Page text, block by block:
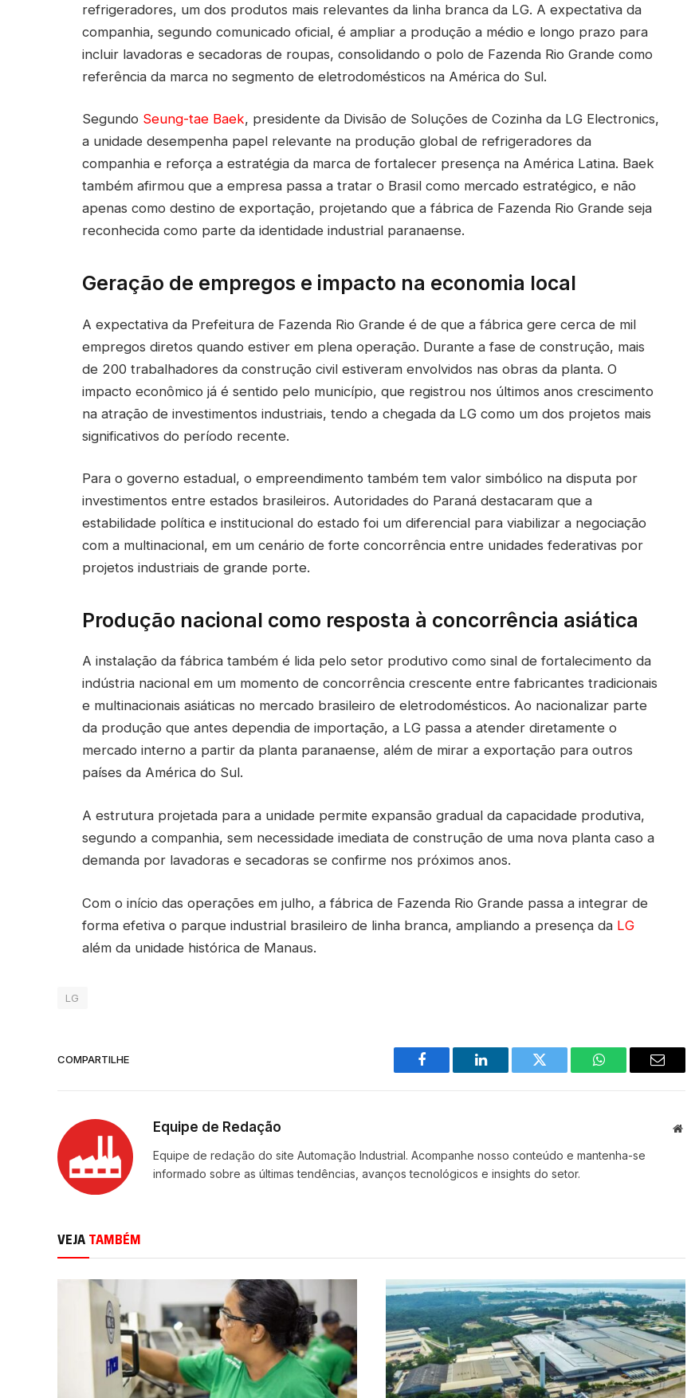
refrigeradores, um dos produtos mais relevantes da linha branca da LG. A expectativa da
companhia, segundo comunicado oficial, é ampliar a produção a médio e longo prazo para
incluir lavadoras e secadoras de roupas, consolidando o polo de Fazenda Rio Grande como
referência da marca no segmento de eletrodomésticos na América do Sul.
Segundo Seung-tae Baek, presidente da Divisão de Soluções de Cozinha da LG Electronics,
a unidade desempenha papel relevante na produção global de refrigeradores da
companhia e reforça a estratégia da marca de fortalecer presença na América Latina. Baek
também afirmou que a empresa passa a tratar o Brasil como mercado estratégico, e não
apenas como destino de exportação, projetando que a fábrica de Fazenda Rio Grande seja
reconhecida como parte da identidade industrial paranaense.
Geração de empregos e impacto na economia local
A expectativa da Prefeitura de Fazenda Rio Grande é de que a fábrica gere cerca de mil
empregos diretos quando estiver em plena operação. Durante a fase de construção, mais
de 200 trabalhadores da construção civil estiveram envolvidos nas obras da planta. O
impacto econômico já é sentido pelo município, que registrou nos últimos anos crescimento
na atração de investimentos industriais, tendo a chegada da LG como um dos projetos mais
significativos do período recente.
Para o governo estadual, o empreendimento também tem valor simbólico na disputa por
investimentos entre estados brasileiros. Autoridades do Paraná destacaram que a
estabilidade política e institucional do estado foi um diferencial para viabilizar a negociação
com a multinacional, em um cenário de forte concorrência entre unidades federativas por
projetos industriais de grande porte.
Produção nacional como resposta à concorrência asiática
A instalação da fábrica também é lida pelo setor produtivo como sinal de fortalecimento da
indústria nacional em um momento de concorrência crescente entre fabricantes tradicionais
e multinacionais asiáticas no mercado brasileiro de eletrodomésticos. Ao nacionalizar parte
da produção que antes dependia de importação, a LG passa a atender diretamente o
mercado interno a partir da planta paranaense, além de mirar a exportação para outros
países da América do Sul.
A estrutura projetada para a unidade permite expansão gradual da capacidade produtiva,
segundo a companhia, sem necessidade imediata de construção de uma nova planta caso a
demanda por lavadoras e secadoras se confirme nos próximos anos.
Com o início das operações em julho, a fábrica de Fazenda Rio Grande passa a integrar de
forma efetiva o parque industrial brasileiro de linha branca, ampliando a presença da LG
além da unidade histórica de Manaus.
LG
COMPARTILHE
Facebook LinkedIn Twitter WhatsAppEmail
Equipe de Redação Site
Equipe de redação do site Automação Industrial. Acompanhe nosso conteúdo e mantenha-se
informado sobre as últimas tendências, avanços tecnológicos e insights do setor.
VEJATAMBÉM